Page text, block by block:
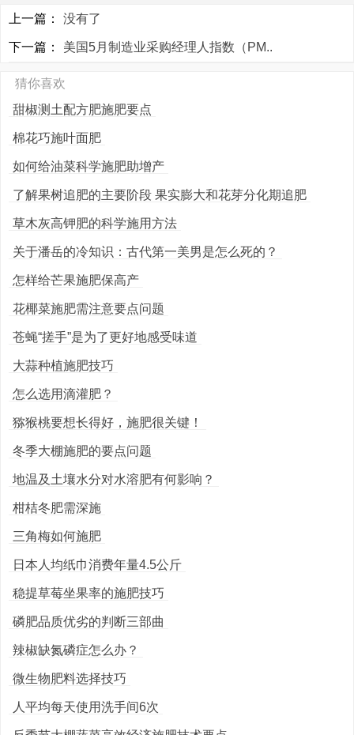
上一篇： 没有了
下一篇： 美国5月制造业采购经理人指数（PM..
猜你喜欢
甜椒测土配方肥施肥要点
棉花巧施叶面肥
如何给油菜科学施肥助增产
了解果树追肥的主要阶段 果实膨大和花芽分化期追肥
草木灰高钾肥的科学施用方法
关于潘岳的冷知识：古代第一美男是怎么死的？
怎样给芒果施肥保高产
花椰菜施肥需注意要点问题
苍蝇“搓手”是为了更好地感受味道
大蒜种植施肥技巧
怎么选用滴灌肥？
猕猴桃要想长得好，施肥很关键！
冬季大棚施肥的要点问题
地温及土壤水分对水溶肥有何影响？
柑桔冬肥需深施
三角梅如何施肥
日本人均纸巾消费年量4.5公斤
稳提草莓坐果率的施肥技巧
磷肥品质优劣的判断三部曲
辣椒缺氮磷症怎么办？
微生物肥料选择技巧
人平均每天使用洗手间6次